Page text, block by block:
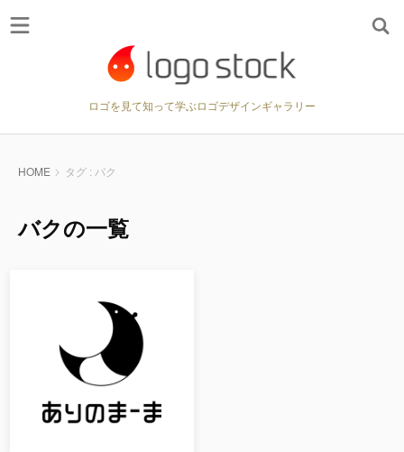
ロゴを見て知って学ぶロゴデザインギャラリー
HOME タグ : バク
バクの一覧